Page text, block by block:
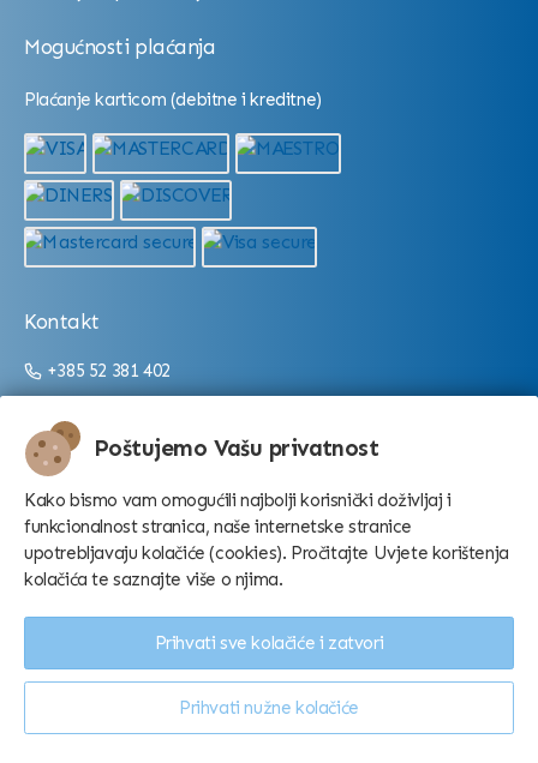
Poštujemo Vašu privatnost
Kako bismo vam omogućili najbolji korisnički doživljaj i
funkcionalnost stranica, naše internetske stranice
upotrebljavaju kolačiće (cookies). Pročitajte Uvjete korištenja
kolačića te saznajte više o njima.
Prihvati nužne kolačiće
Prihvati sve kolačiće i zatvori
Mogućnosti plaćanja
Plaćanje karticom (debitne i kreditne)
Kontakt
+385 52 381 402
info@aquarium.hr
Radno vrijeme:
Od 9:00 do 16:00/22:00 (ovisno o sezoni)
Konfiguriraj kolačiće